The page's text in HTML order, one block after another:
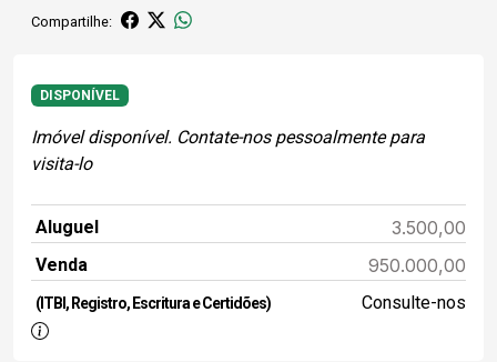
Compartilhe:
DISPONÍVEL
Imóvel disponível. Contate-nos pessoalmente para
visita-lo
Aluguel 3.500,00
Venda 950.000,00
(ITBI, Registro, Escritura e Certidões) Consulte-nos